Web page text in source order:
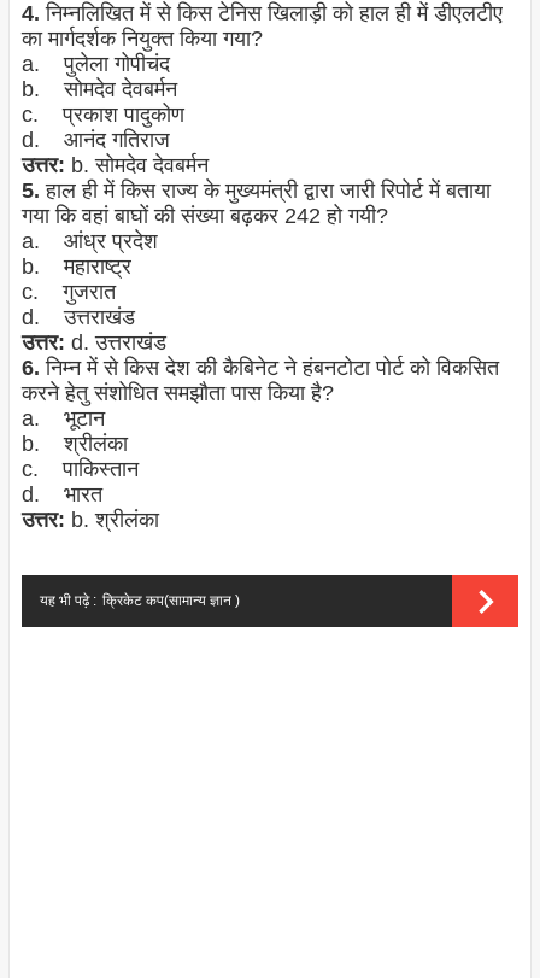
4. निम्नलिखित में से किस टेनिस खिलाड़ी को हाल ही में डीएलटीए
का मार्गदर्शक नियुक्त किया गया?
a. पुलेला गोपीचंद
b. सोमदेव देवबर्मन
c. प्रकाश पादुकोण
d. आनंद गतिराज
उत्तर: b. सोमदेव देवबर्मन
5. हाल ही में किस राज्य के मुख्यमंत्री द्वारा जारी रिपोर्ट में बताया
गया कि वहां बाघों की संख्या बढ़कर 242 हो गयी?
a. आंध्र प्रदेश
b. महाराष्ट्र
c. गुजरात
d. उत्तराखंड
उत्तर: d. उत्तराखंड
6. निम्न में से किस देश की कैबिनेट ने हंबनटोटा पोर्ट को विकसित
करने हेतु संशोधित समझौता पास किया है?
a. भूटान
b. श्रीलंका
c. पाकिस्तान
d. भारत
उत्तर: b. श्रीलंका
यह भी पढ़े : क्रिकेट कप(सामान्य ज्ञान )